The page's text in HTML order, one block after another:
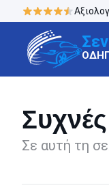
Σε αυτή τη